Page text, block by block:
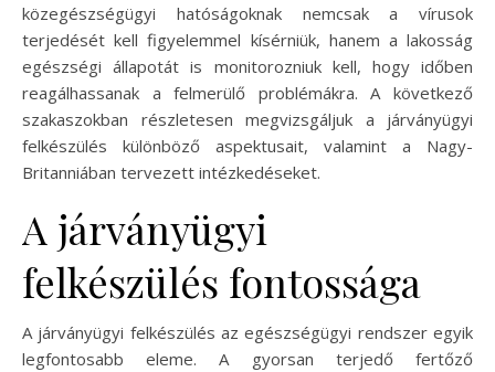
közegészségügyi hatóságoknak nemcsak a vírusok
terjedését kell figyelemmel kísérniük, hanem a lakosság
egészségi állapotát is monitorozniuk kell, hogy időben
reagálhassanak a felmerülő problémákra. A következő
szakaszokban részletesen megvizsgáljuk a járványügyi
felkészülés különböző aspektusait, valamint a Nagy-
Britanniában tervezett intézkedéseket.
A járványügyi
felkészülés fontossága
A járványügyi felkészülés az egészségügyi rendszer egyik
legfontosabb eleme. A gyorsan terjedő fertőző